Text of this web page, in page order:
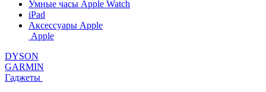
Умные часы Apple Watch
iPad
Аксессуары Apple
Apple
DYSON
GARMIN
Гаджеты